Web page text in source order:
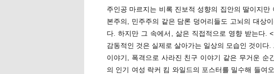
주인공 마르지는 비록 진보적 성향의 집안의 딸이지
본주의, 민주주의 같은 담론 덩어리들도 고뇌의 대상
다. 하지만 그 속에서, 삶은 직접적으로 영향 받는다.
감동적인 것은 실제로 살아가는 일상의 모습인 것이다
이야기, 폭격으로 사라진 친구 이야기 같은 무거운 순
의 인기 여성 락커 킴 와일드의 포스터를 밀수해 들여